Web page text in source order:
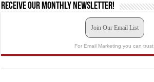
Receive our monthly newsletter!
Join Our Email List
For Email Marketing you can trust.